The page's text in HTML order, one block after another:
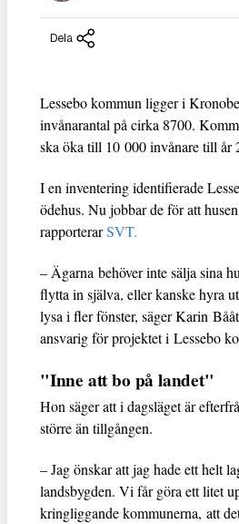
Dela
Lessebo kommun ligger i
invånarantal på cirka 8700.
ska öka till 10 000 invånare till år
I en inventering identifierade
ödehus. Nu jobbar de för att
rapporterarSVT.
– Ägarna behöver inte sälja sina
flytta in själva, eller kanske hyra
lysa i fler fönster, säger Karin
ansvarig för projektet i Lessebo
"Inne att bo på landet"
Hon säger att i dagsläget är
större än tillgången.
– Jag önskar att jag hade ett helt
landsbygden. Vi får göra ett litet
kringliggande kommunerna, att